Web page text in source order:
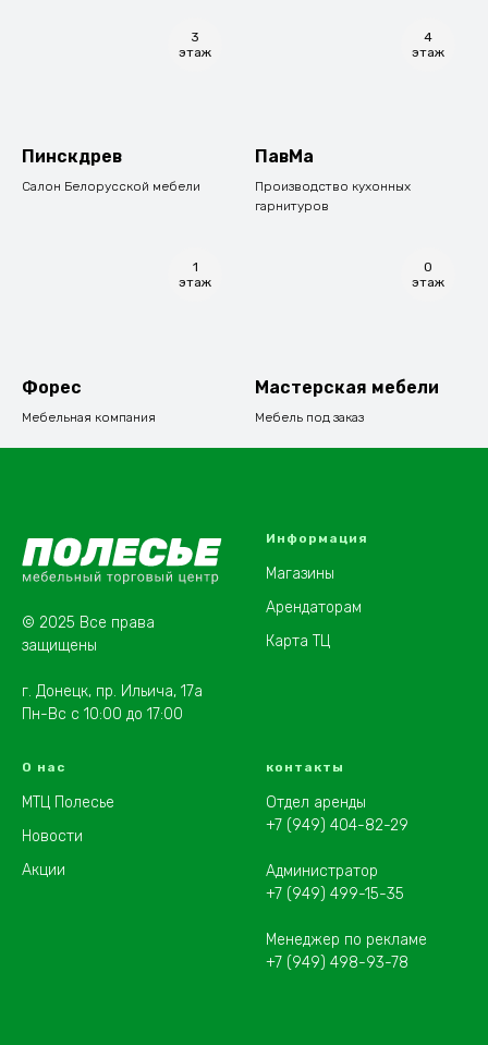
3
этаж
Пинскдрев
Салон Белорусской мебели
4
этаж
ПавМа
Производство кухонных
гарнитуров
1
этаж
Форес
Мебельная компания
0
этаж
Мастерская мебели
Мебель под заказ
© 2025 Все права
защищены
г. Донецк, пр. Ильича, 17а
Пн-Вс с 10:00 до 17:00
Информация
Магазины
Арендаторам
Карта ТЦ
О нас
МТЦ Полесье
Новости
Акции
контакты
Отдел аренды
+7 (949) 404-82-29
Администратор
+7 (949) 499-15-35
Менеджер по рекламе
+7 (949) 498-93-78